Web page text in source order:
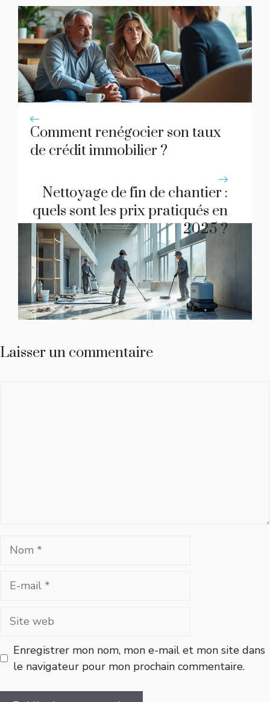
Comment renégocier son taux
de crédit immobilier ?
Nettoyage de fin de chantier :
quels sont les prix pratiqués en
2025 ?
Laisser un commentaire
Nom
Site
Enregistrer mon nom, mon e-mail et mon site dans
le navigateur pour mon prochain commentaire.